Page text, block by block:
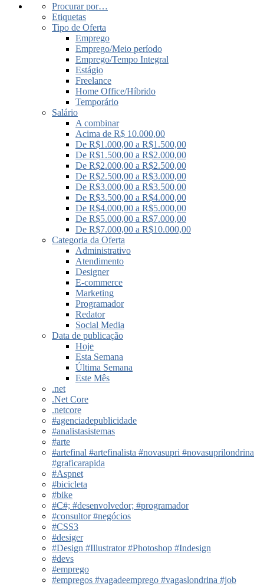
Procurar por…
Etiquetas
Tipo de Oferta
Emprego
Emprego/Meio período
Emprego/Tempo Integral
Estágio
Freelance
Home Office/Híbrido
Temporário
Salário
A combinar
Acima de R$ 10.000,00
De R$1.000,00 a R$1.500,00
De R$1.500,00 a R$2.000,00
De R$2.000,00 a R$2.500,00
De R$2.500,00 a R$3.000,00
De R$3.000,00 a R$3.500,00
De R$3.500,00 a R$4.000,00
De R$4.000,00 a R$5.000,00
De R$5.000,00 a R$7.000,00
De R$7.000,00 a R$10.000,00
Categoria da Oferta
Administrativo
Atendimento
Designer
E-commerce
Marketing
Programador
Redator
Social Media
Data de publicação
Hoje
Esta Semana
Última Semana
Este Mês
.net
.Net Core
.netcore
#agenciadepublicidade
#analistasistemas
#arte
#artefinal #artefinalista #novasupri #novasuprilondrina
#graficarapida
#Aspnet
#bicicleta
#bike
#C#; #desenvolvedor; #programador
#consultor #negócios
#CSS3
#desiger
#Design #Illustrator #Photoshop #Indesign
#devs
#emprego
#empregos #vagadeemprego #vagaslondrina #job